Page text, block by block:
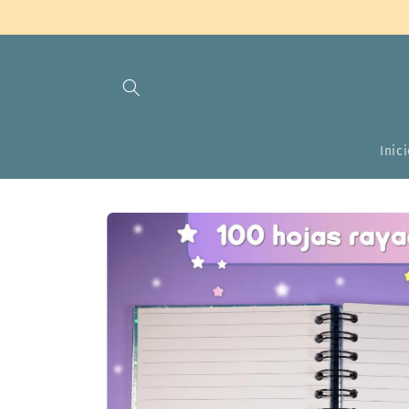
al contenido
directamente
a la
información
del producto